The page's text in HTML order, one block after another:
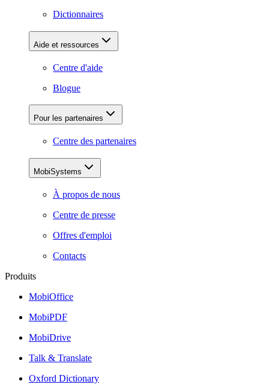
Dictionnaires
Aide et ressources
Centre d'aide
Blogue
Pour les partenaires
Centre des partenaires
MobiSystems
À propos de nous
Centre de presse
Offres d'emploi
Contacts
Produits
MobiOffice
MobiPDF
MobiDrive
Talk & Translate
Oxford Dictionary